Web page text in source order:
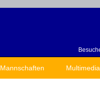
Mannschaften Multimedia